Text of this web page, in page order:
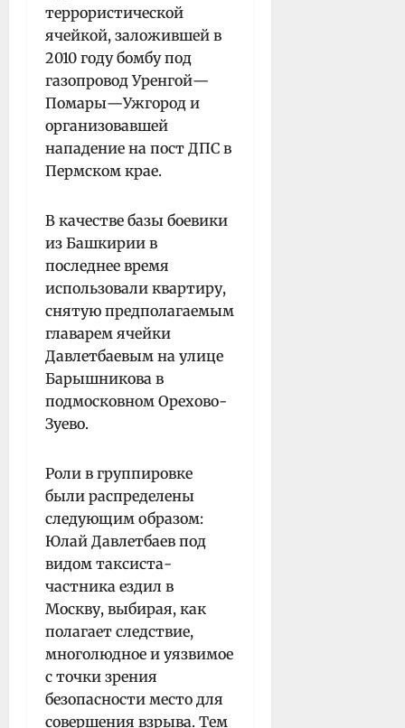
террористической
ячейкой, заложившей в
2010 году бомбу под
газопровод Уренгой—
Помары—Ужгород и
организовавшей
нападение на пост ДПС в
Пермском крае.
В качестве базы боевики
из Башкирии в
последнее время
использовали квартиру,
снятую предполагаемым
главарем ячейки
Давлетбаевым на улице
Барышникова в
подмосковном Орехово-
Зуево.
Роли в группировке
были распределены
следующим образом:
Юлай Давлетбаев под
видом таксиста-
частника ездил в
Москву, выбирая, как
полагает следствие,
многолюдное и уязвимое
с точки зрения
безопасности место для
совершения взрыва. Тем